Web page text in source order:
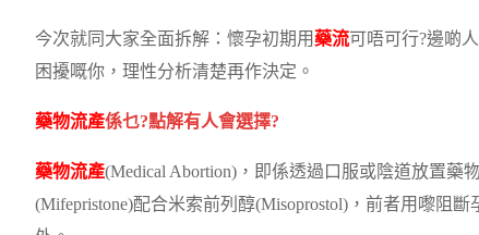
今次就同大家全面拆解：懷孕初期用 藥流可唔可行?邊啲
困擾嘅你，理性分析清楚再作決定。
藥物流產係乜?點解有人會選擇?
藥物流產(Medical Abortion)，即係透過口服或陰道放置
(Mifepristone)配合米索前列醇(Misoprostol)，前者用嚟阻